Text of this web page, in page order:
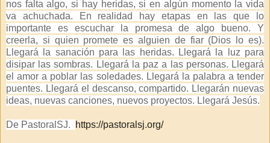
nos falta algo, si hay heridas, si en algún momento la vida
va achuchada. En realidad hay etapas en las que lo
importante es escuchar la promesa de algo bueno. Y
creerla, si quien promete es alguien de fiar (Dios lo es).
Llegará la sanación para las heridas. Llegará la luz para
disipar las sombras. Llegará la paz a las personas. Llegará
el amor a poblar las soledades. Llegará la palabra a tender
puentes. Llegará el descanso, compartido. Llegarán nuevas
ideas, nuevas canciones, nuevos proyectos. Llegará Jesús.
De PastoralSJ. https://pastoralsj.org/